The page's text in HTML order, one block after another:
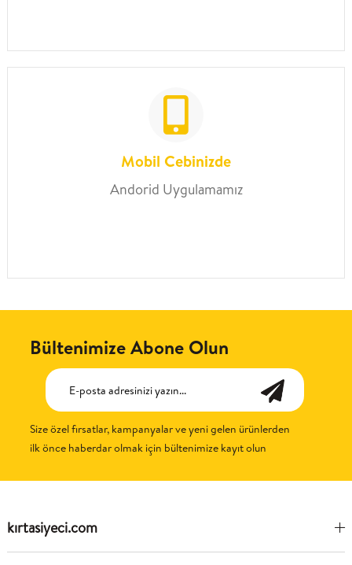
Mobil Cebinizde
Andorid Uygulamamız
Bültenimize Abone Olun
Size özel fırsatlar, kampanyalar ve yeni gelen ürünlerden
ilk önce haberdar olmak için bültenimize kayıt olun
kırtasiyeci.com